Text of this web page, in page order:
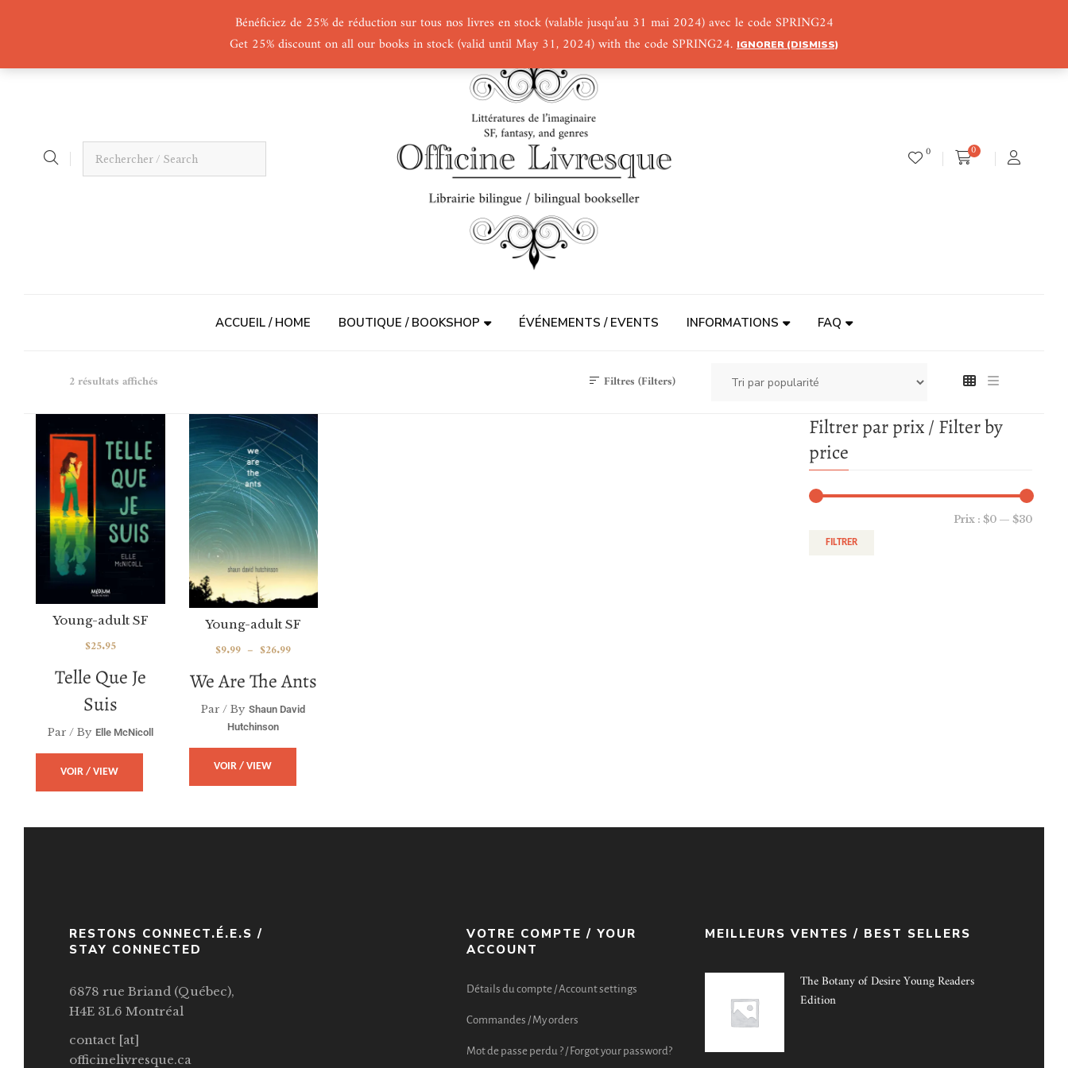
Bénéficiez de 25% de réduction sur tous nos livres en stock (valable jusqu’au 31 mai 2024) avec le code SPRING24
Get 25% discount on all our books in stock (valid until May 31, 2024) with the code SPRING24. IGNORER (DISMISS)
0 0
ACCUEIL / HOME BOUTIQUE / BOOKSHOP ÉVÉNEMENTS / EVENTS INFORMATIONS FAQ
2 résultats affichés Filtres (Filters)
Telle Que Je
Suis
Young-adult SF
$25.95
Par / By Elle McNicoll
VOIR / VIEW
We Are The Ants
Young-adult SF
$9.99 – $26.99
Par / By Shaun David
Hutchinson
VOIR / VIEW
Filtrer par prix / Filter by
price
FILTRER
Prix : $0 — $30
RESTONS CONNECT.É.E.S /
STAY CONNECTED
6878 rue Briand (Québec),
H4E 3L6 Montréal
contact [at]
officinelivresque.ca
VOTRE COMPTE / YOUR
ACCOUNT
Détails du compte / Account settings
Commandes / My orders
Mot de passe perdu ? / Forgot your password?
MEILLEURS VENTES / BEST SELLERS
The Botany of Desire Young Readers
Edition